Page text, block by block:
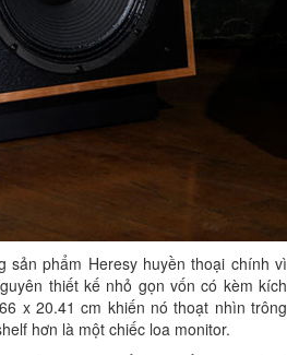
sản phẩm Heresy huyền thoại chính vì
thiết kế nhỏ gọn vốn có kèm kích
x 20.41 cm khiến nó thoạt nhìn trông
hơn là một chiếc loa monitor.